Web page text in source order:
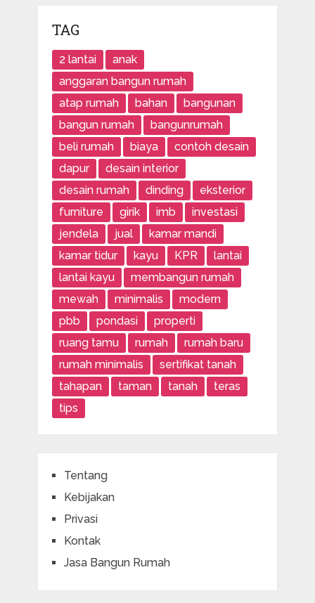
TAG
2 lantai
anak
anggaran bangun rumah
atap rumah
bahan
bangunan
bangun rumah
bangunrumah
beli rumah
biaya
contoh desain
dapur
desain interior
desain rumah
dinding
eksterior
furniture
girik imb
investasi
jendela
jual
kamar mandi
kamar tidur
kayu KPR
lantai
lantai kayu
membangun rumah
mewah
minimalis
modern
pbb
pondasi
properti
ruang tamu
rumah
rumah baru
rumah minimalis
sertifikat tanah
tahapan
taman tanah
teras
tips
Tentang
Kebijakan
Privasi
Kontak
Jasa Bangun Rumah